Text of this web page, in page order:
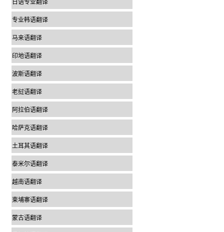
日语专业翻译
专业韩语翻译
马来语翻译
印地语翻译
波斯语翻译
老挝语翻译
阿拉伯语翻译
哈萨克语翻译
土耳其语翻译
泰米尔语翻译
越南语翻译
柬埔寨语翻译
蒙古语翻译